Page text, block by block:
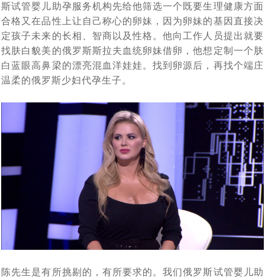
斯试管婴儿助孕服务机构先给他筛选一个既要生理健康方面
合格又在品性上让自己称心的卵妹，因为卵妹的基因直接决
定孩子未来的长相、智商以及性格。他向工作人员提出就要
找肤白貌美的俄罗斯斯拉夫血统卵妹借卵，他想定制一个肤
白蓝眼高鼻梁的漂亮混血洋娃娃。找到卵源后，再找个端庄
温柔的俄罗斯少妇代孕生子。
陈先生是有所挑剔的，有所要求的。我们俄罗斯试管婴儿助